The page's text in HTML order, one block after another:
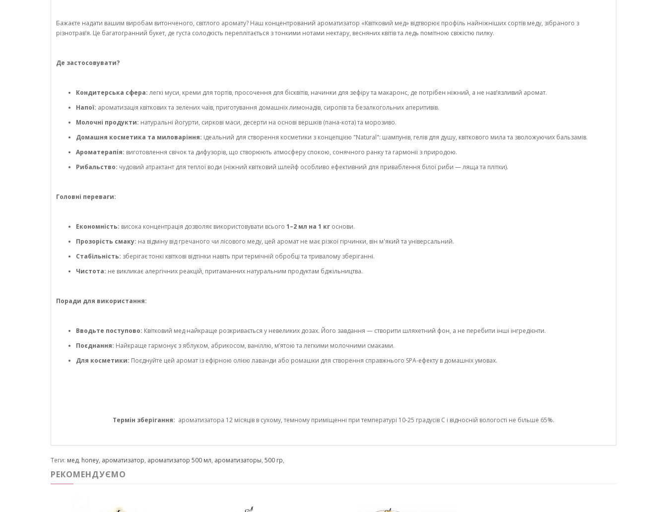
Бажаєте надати вашим виробам витонченого, світлого аромату? Наш концентрований ароматизатор «Квітковий мед» відтворює профіль найніжніших сортів меду, зібраного з
різнотрав’я. Це багатогранний букет, де густа солодкість переплітається з тонкими нотами нектару, весняних квітів та ледь помітною свіжістю пилку.
Де застосовувати?
Кондитерська сфера: легкі муси, креми для тортів, просочення для бісквітів, начинки для зефіру та макаронс, де потрібен ніжний, а не нав’язливий аромат.
Напої: ароматизація квіткових та зелених чаїв, приготування домашніх лимонадів, сиропів та безалкогольних аперитивів.
Молочні продукти: натуральні йогурти, сиркові маси, десерти на основі вершків (пана-кота) та морозиво.
Домашня косметика та миловаріння: ідеальний для створення косметики з концепцією "Natural": шампунів, гелів для душу, квіткового мила та зволожуючих бальзамів.
Ароматерапія: виготовлення свічок та дифузорів, що створюють атмосферу спокою, сонячного ранку та гармонії з природою.
Рибальство: чудовий атрактант для теплої води (ніжний квітковий шлейф особливо ефективний для приваблення білої риби — ляща та плітки).
Головні переваги:
Економність: висока концентрація дозволяє використовувати всього 1–2 мл на 1 кг основи.
Прозорість смаку: на відміну від гречаного чи лісового меду, цей аромат не має різкої гірчинки, він м'який та універсальний.
Стабільність: зберігає тонкі квіткові відтінки навіть при термічній обробці та тривалому зберіганні.
Чистота: не викликає алергічних реакцій, притаманних натуральним продуктам бджільництва.
Поради для використання:
Вводьте поступово: Квітковий мед найкраще розкривається у невеликих дозах. Його завдання — створити шляхетний фон, а не перебити інші інгредієнти.
Поєднання: Найкраще гармонує з яблуком, абрикосом, ваніллю, м’ятою та легкими молочними смаками.
Для косметики: Поєднуйте цей аромат із ефірною олією лаванди або ромашки для створення справжнього SPA-ефекту в домашніх умовах.
Термін зберігання: ароматизатора 12 місяців в сухому, темному приміщенні при температурі 10-25 градусів С і відносній вологості не більше 65%.
Теги: мед, honey, ароматизатор, ароматизатор 500 мл, ароматизаторы, 500 гр,
РЕКОМЕНДУЄМО